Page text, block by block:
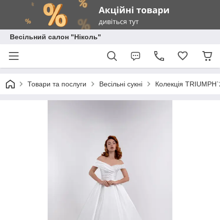
Весільний салон "Ніколь"
Товари та послуги Весільні сукні Колекція